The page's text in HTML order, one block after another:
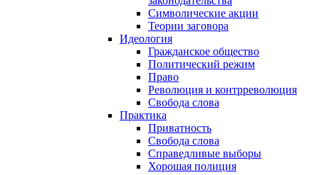
Символические акции
Теории заговора
Идеология
Гражданское общество
Политический режим
Право
Революция и контрреволюция
Свобода слова
Практика
Приватность
Свобода слова
Справедливые выборы
Хорошая полиция